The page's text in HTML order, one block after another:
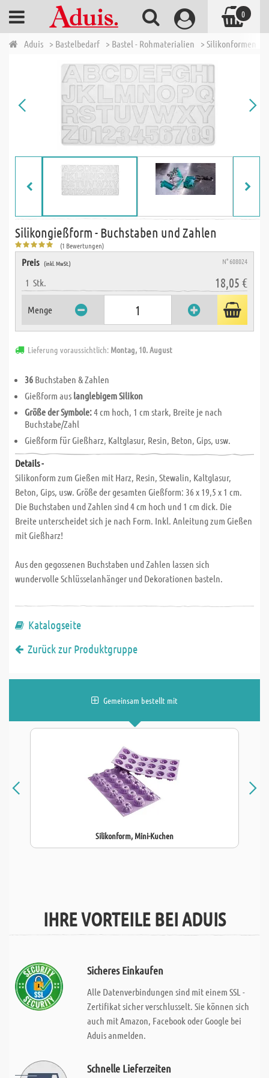
Aduis > Bastelbedarf > Bastel - Rohmaterialien > Silikonformen
Silikongießform - Buchstaben und Zahlen
(1 Bewertungen)
Preis (inkl. MwSt.) N° 608024
1 Stk. 18,05 €
Menge
Lieferung voraussichtlich: Montag, 10. August
36 Buchstaben & Zahlen
Gießform aus langlebigem Silikon
Größe der Symbole:4 cm hoch, 1 cm stark, Breite je nach
Buchstabe/Zahl
Gießform für Gießharz, Kaltglasur, Resin, Beton, Gips, usw.
Details -
Silikonform zum Gießen mit Harz, Resin, Stewalin, Kaltglasur,
Beton, Gips, usw. Größe der gesamten Gießform: 36 x 19,5 x 1 cm.
Die Buchstaben und Zahlen sind 4 cm hoch und 1 cm dick. Die
Breite unterscheidet sich je nach Form. Inkl. Anleitung zum Gießen
mit Gießharz!
Aus den gegossenen Buchstaben und Zahlen lassen sich
wundervolle Schlüsselanhänger und Dekorationen basteln.
Katalogseite
Zurück zur Produktgruppe
Gemeinsam bestellt mit
Silikonform, Mini-Kuchen
IHRE VORTEILE BEI ADUIS
Sicheres Einkaufen
Alle Datenverbindungen sind mit einem SSL -
Zertifikat sicher verschlusselt. Sie können sich
auch mit Amazon, Facebook oder Google bei
Aduis anmelden.
Schnelle Lieferzeiten
0